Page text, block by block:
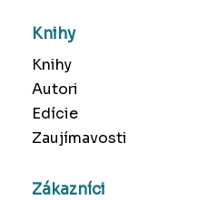
Knihy
Knihy
Autori
Edície
Zaujímavosti
Zákazníci